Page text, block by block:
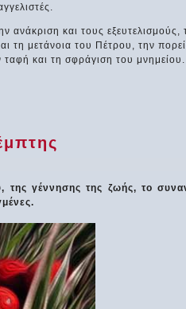
και τους εξευτελισμούς,
τη μετάνοια του Πέτρου, την
και τη σφράγιση του μνημείου.
γέννησης της ζωής, το